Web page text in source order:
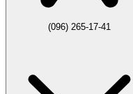
(096) 265-17-41